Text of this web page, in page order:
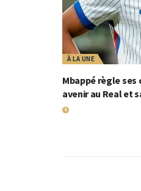
À LA UNE
Mbappé règle ses
avenir au Real et